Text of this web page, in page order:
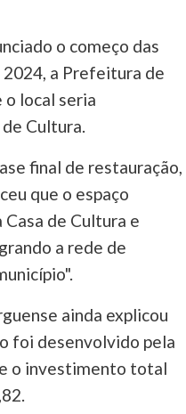
o começo das
a Prefeitura de
o local seria
Cultura.
final de restauração,
que o espaço
Casa de Cultura e
a rede de
ainda explicou
foi desenvolvido pela
o investimento total